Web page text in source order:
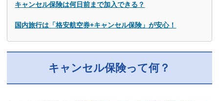
キャンセル保険は何日前まで加入できる？
国内旅行は「格安航空券+キャンセル保険」が安心！
キャンセル保険って何？